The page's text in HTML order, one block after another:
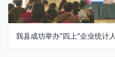
我县成功举办“四上”企业统计